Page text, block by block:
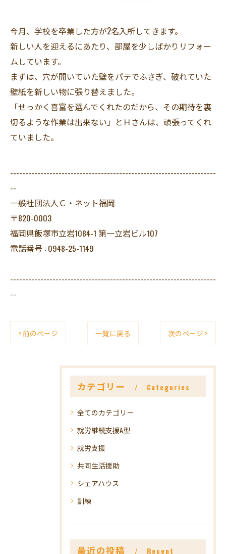
今月、学校を卒業した方が2名入所してきます。
新しい人を迎えるにあたり、部屋を少しばかりリフォー
ムしています。
まずは、穴が開いていた壁をパテでふさぎ、破れていた
壁紙を新しい物に張り替えました。
「せっかく喜富を選んでくれたのだから、その期待を裏
切るような作業は出来ない」とＨさんは、頑張ってくれ
ていました。
--------------------------------------------------------------------
--
一般社団法人Ｃ・ネット福岡
〒820-0003
福岡県飯塚市立岩1084-1 第一立岩ビル107
電話番号 : 0948-25-1149
--------------------------------------------------------------------
--
< 前のページ 一覧に戻る 次のページ >
カテゴリー Categories
全てのカテゴリー
就労継続支援A型
就労支援
共同生活援助
シェアハウス
訓練
最近の投稿 Recent